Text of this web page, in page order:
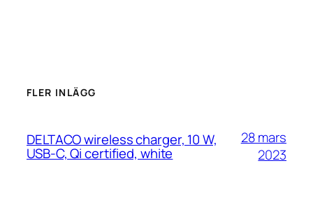
FLER INLÄGG
DELTACO wireless charger, 10 W,
USB-C, Qi certified, white
28 mars
2023